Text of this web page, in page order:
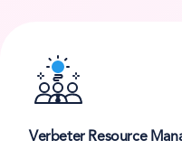
Verbeter Resource